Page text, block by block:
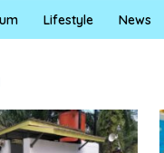
Lifestyle News